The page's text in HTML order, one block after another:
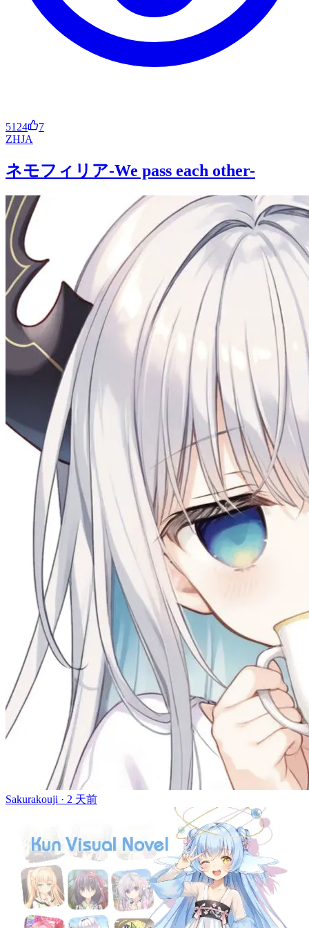
5124
7
ZHJA
ネモフィリア-We pass each other-
Sakurakouji · 2 天前